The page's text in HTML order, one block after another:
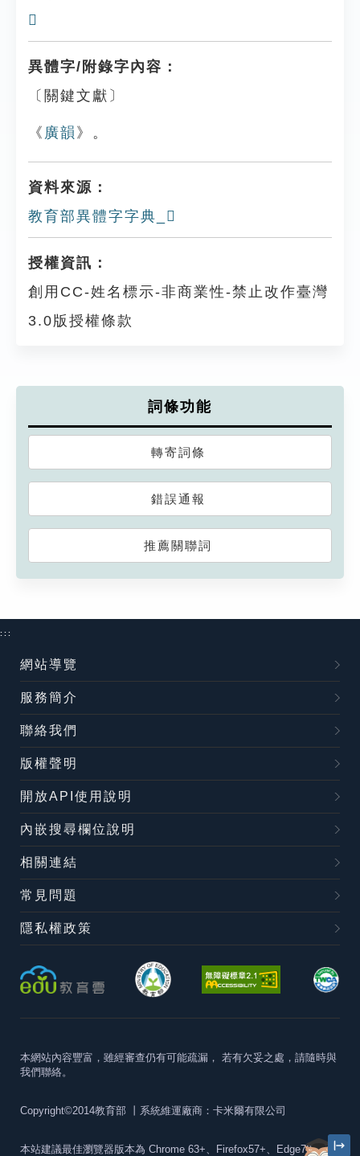
𤰈
異體字/附錄字內容：
〔關鍵文獻〕
《 廣韻 》。
資料來源：
教育部異體字字典_𤰇
授權資訊：
創用CC-姓名標示-非商業性-禁止改作臺灣
3.0版授權條款
詞條功能
轉寄詞條
錯誤通報
推薦關聯詞
:::
網站導覽
服務簡介
聯絡我們
版權聲明
開放API使用說明
內嵌搜尋欄位說明
相關連結
常見問題
隱私權政策
本網站內容豐富，雖經審查仍有可能疏漏， 若有欠妥之處，請隨時與
我們聯絡。
Copyright©2014教育部 丨系統維運廠商：卡米爾有限公司
本站建議最佳瀏覽器版本為 Chrome 63+、Firefox57+、Edge79+及